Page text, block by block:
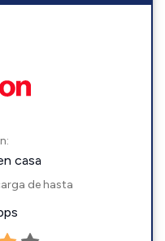
casa
de hasta